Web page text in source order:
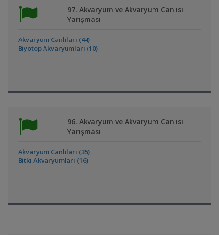
97. Akvaryum ve Akvaryum Canlısı
Yarışması
Akvaryum Canlıları (44)
Biyotop Akvaryumları (10)
96. Akvaryum ve Akvaryum Canlısı
Yarışması
Akvaryum Canlıları (35)
Bitki Akvaryumları (16)